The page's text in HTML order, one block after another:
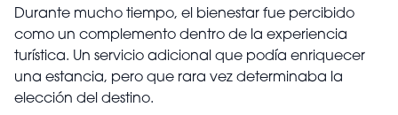
Durante mucho tiempo, el bienestar fue percibido
como un complemento dentro de la experiencia
turística. Un servicio adicional que podía enriquecer
una estancia, pero que rara vez determinaba la
elección del destino.